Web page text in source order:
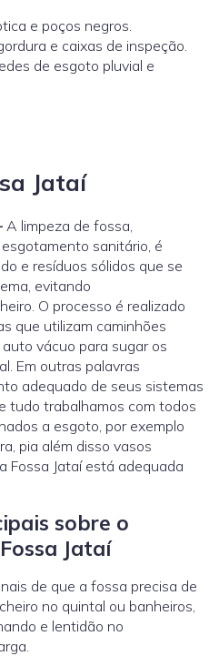
e poços negros.
e caixas de inspeção.
de esgoto pluvial e
Jataí
A limpeza de fossa,
sanitário, é
e resíduos sólidos que se
evitando
O processo é realizado
que utilizam caminhões
vácuo para sugar os
Em outras palavras
adequado de seus sistemas
tudo trabalhamos com todos
a esgoto, por exemplo
pia além disso vasos
Fossa Jataí está adequada
sobre o
Jataí
de que a fossa precisa de
no quintal ou banheiros,
e lentidão no